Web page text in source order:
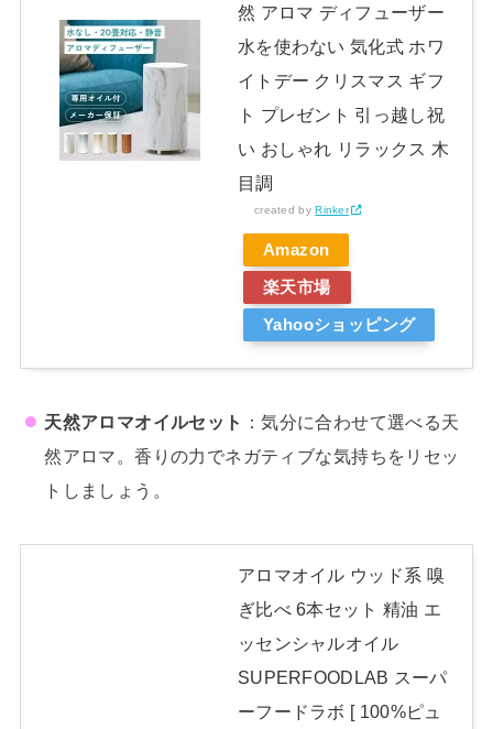
然 アロマ ディフューザー
水を使わない 気化式 ホワ
イトデー クリスマス ギフ
ト プレゼント 引っ越し祝
い おしゃれ リラックス 木
目調
created byRinker
Amazon
楽天市場
Yahooショッピング
天然アロマオイルセット
：気分に合わせて選べる天
然アロマ。香りの力でネガティブな気持ちをリセッ
トしましょう。
アロマオイル ウッド系 嗅
ぎ比べ 6本セット 精油 エ
ッセンシャルオイル
SUPERFOODLAB スーパ
ーフードラボ [ 100%ピュ